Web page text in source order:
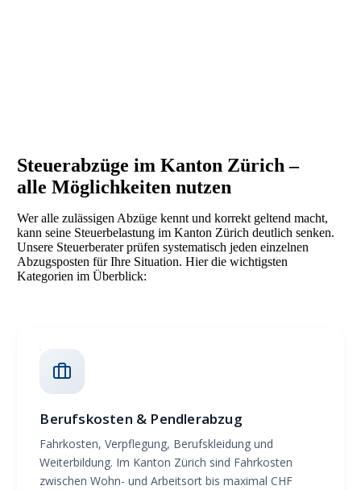
Steuerabzüge im Kanton Zürich –
alle Möglichkeiten nutzen
Wer alle zulässigen Abzüge kennt und korrekt geltend macht,
kann seine Steuerbelastung im Kanton Zürich deutlich senken.
Unsere Steuerberater prüfen systematisch jeden einzelnen
Abzugsposten für Ihre Situation. Hier die wichtigsten
Kategorien im Überblick:
Berufskosten & Pendlerabzug
Fahrkosten, Verpflegung, Berufskleidung und
Weiterbildung. Im Kanton Zürich sind Fahrkosten
zwischen Wohn- und Arbeitsort bis maximal CHF